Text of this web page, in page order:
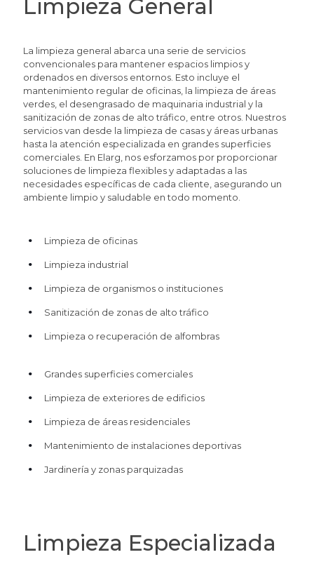
Limpieza General
La limpieza general abarca una serie de servicios
convencionales para mantener espacios limpios y
ordenados en diversos entornos. Esto incluye el
mantenimiento regular de oficinas, la limpieza de áreas
verdes, el desengrasado de maquinaria industrial y la
sanitización de zonas de alto tráfico, entre otros. Nuestros
servicios van desde la limpieza de casas y áreas urbanas
hasta la atención especializada en grandes superficies
comerciales. En Elarg, nos esforzamos por proporcionar
soluciones de limpieza flexibles y adaptadas a las
necesidades específicas de cada cliente, asegurando un
ambiente limpio y saludable en todo momento.
Limpieza de oficinas
Limpieza industrial
Limpieza de organismos o instituciones
Sanitización de zonas de alto tráfico
Limpieza o recuperación de alfombras
Grandes superficies comerciales
Limpieza de exteriores de edificios
Limpieza de áreas residenciales
Mantenimiento de instalaciones deportivas
Jardinería y zonas parquizadas
Limpieza Especializada